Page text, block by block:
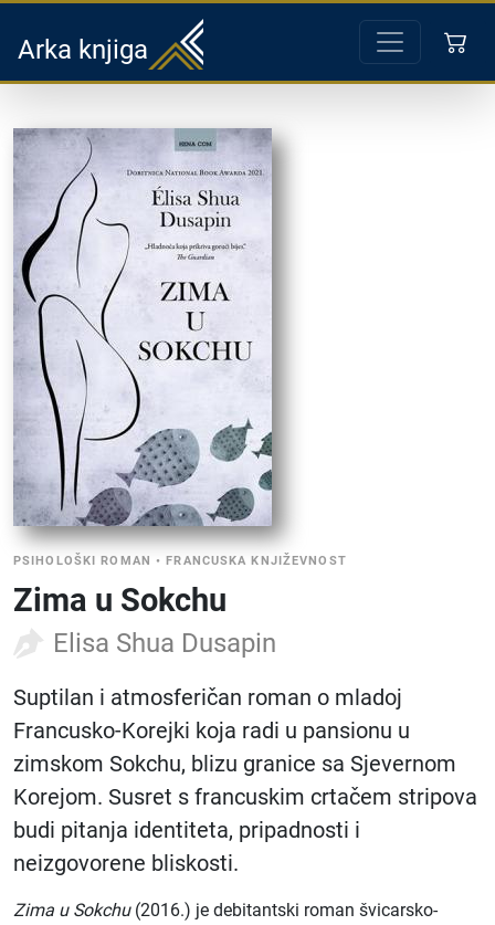
Arka knjiga
PSIHOLOŠKI ROMAN •FRANCUSKA KNJIŽEVNOST
Zima u Sokchu
Elisa Shua Dusapin
Suptilan i atmosferičan roman o mladoj
Francusko-Korejki koja radi u pansionu u
zimskom Sokchu, blizu granice sa Sjevernom
Korejom. Susret s francuskim crtačem stripova
budi pitanja identiteta, pripadnosti i
neizgovorene bliskosti.
Zima u Sokchu(2016.) je debitantski roman švicarsko-